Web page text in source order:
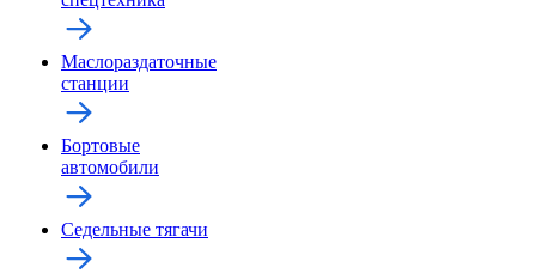
Маслораздаточные
станции
Бортовые
автомобили
Седельные тягачи